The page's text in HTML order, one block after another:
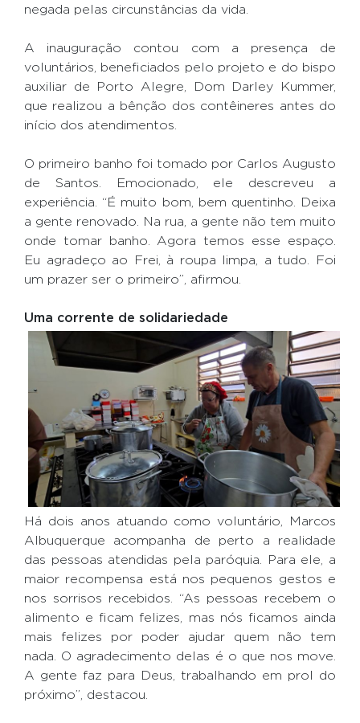
negada pelas circunstâncias da vida.
A inauguração contou com a presença de
voluntários, beneficiados pelo projeto e do bispo
auxiliar de Porto Alegre, Dom Darley Kummer,
que realizou a bênção dos contêineres antes do
início dos atendimentos.
O primeiro banho foi tomado por Carlos Augusto
de Santos. Emocionado, ele descreveu a
experiência. “É muito bom, bem quentinho. Deixa
a gente renovado. Na rua, a gente não tem muito
onde tomar banho. Agora temos esse espaço.
Eu agradeço ao Frei, à roupa limpa, a tudo. Foi
um prazer ser o primeiro”, afirmou.
Uma corrente de solidariedade
Há dois anos atuando como voluntário, Marcos
Albuquerque acompanha de perto a realidade
das pessoas atendidas pela paróquia. Para ele, a
maior recompensa está nos pequenos gestos e
nos sorrisos recebidos. “As pessoas recebem o
alimento e ficam felizes, mas nós ficamos ainda
mais felizes por poder ajudar quem não tem
nada. O agradecimento delas é o que nos move.
A gente faz para Deus, trabalhando em prol do
próximo”, destacou.